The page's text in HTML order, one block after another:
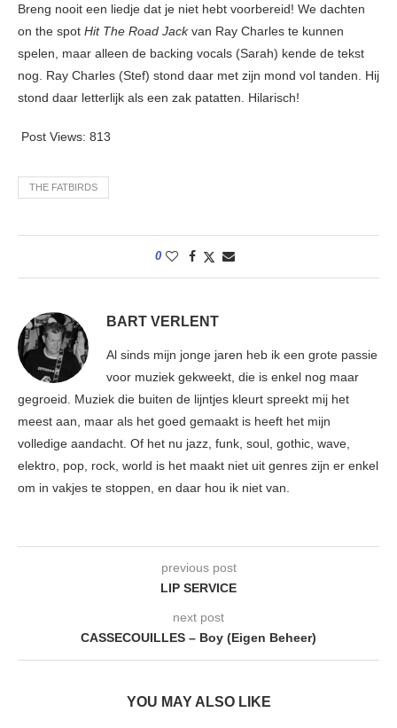
Breng nooit een liedje dat je niet hebt voorbereid! We dachten
on the spot Hit The Road Jackvan Ray Charles te kunnen
spelen, maar alleen de backing vocals (Sarah) kende de tekst
nog. Ray Charles (Stef) stond daar met zijn mond vol tanden. Hij
stond daar letterlijk als een zak patatten. Hilarisch!
Post Views: 813
THE FATBIRDS
0
BART VERLENT
Al sinds mijn jonge jaren heb ik een grote passie
voor muziek gekweekt, die is enkel nog maar
gegroeid. Muziek die buiten de lijntjes kleurt spreekt mij het
meest aan, maar als het goed gemaakt is heeft het mijn
volledige aandacht. Of het nu jazz, funk, soul, gothic, wave,
elektro, pop, rock, world is het maakt niet uit genres zijn er enkel
om in vakjes te stoppen, en daar hou ik niet van.
previous post
LIP SERVICE
next post
CASSECOUILLES – Boy (Eigen Beheer)
YOU MAY ALSO LIKE